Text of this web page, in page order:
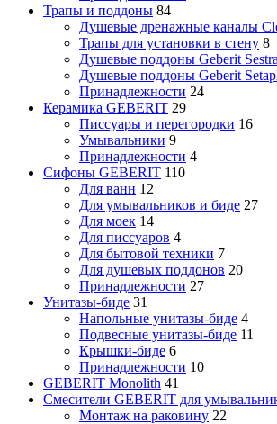
Трапы и поддоны 84
Душевые дренажные каналы
Трапы для установки в стену 8
Душевые поддоны Geberit Sestra
Душевые поддоны Geberit
Принадлежности 24
Керамика GEBERIT 29
Писсуары и перегородки 16
Умывальники 9
Принадлежности 4
Сифоны GEBERIT 110
Для ванн 12
Для умывальников и биде 27
Для моек 14
Для писсуаров 4
Для бытовой техники 7
Для душевых поддонов 20
Принадлежности 27
Унитазы-биде 31
Напольные унитазы-биде 4
Подвесные унитазы-биде 11
Крышки-биде 6
Принадлежности 10
GEBERIT Monolith 41
Смесители GEBERIT для
Монтаж на раковину 22